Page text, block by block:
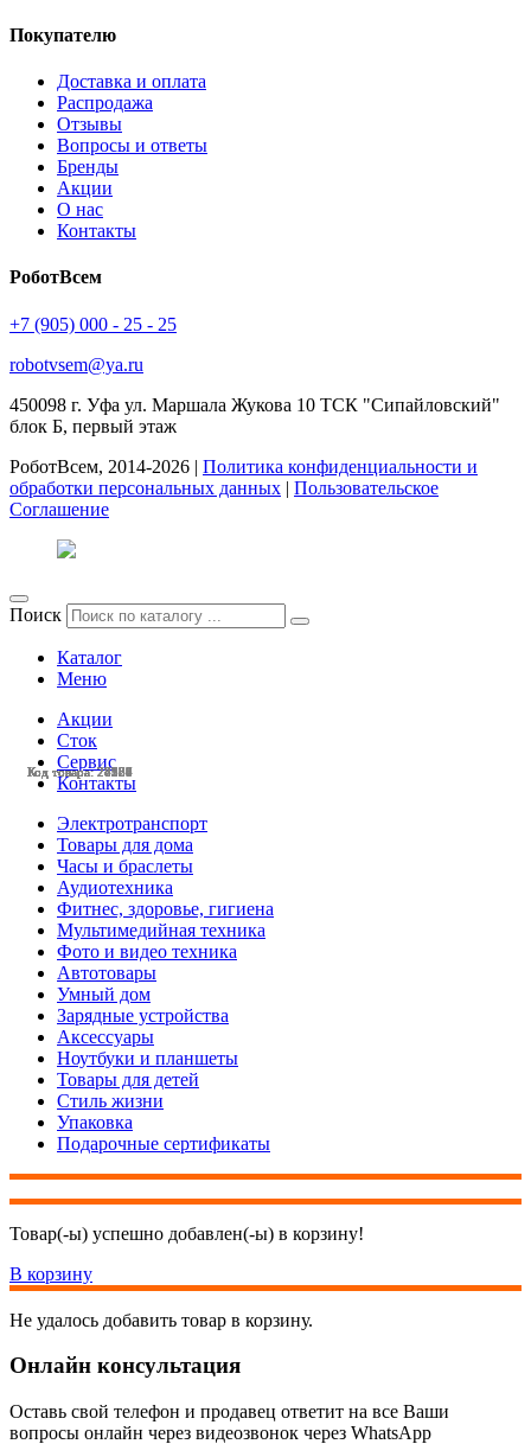
Код товара: 28584
Код товара: 28565
Код товара: 28331
Код товара: 28257
Код товара: 28236
Код товара: 28120
Код товара: 27984
Код товара: 27657
Код товара: 27165
Код товара: 24128
Код товара: 28579
Код товара: 28557
Покупателю
Доставка и оплата
Распродажа
Отзывы
Вопросы и ответы
Бренды
Акции
О нас
Контакты
РоботВсем
+7 (905) 000 - 25 - 25
robotvsem@ya.ru
450098 г. Уфа ул. Маршала Жукова 10 ТСК "Сипайловский"
блок Б, первый этаж
РоботВсем, 2014-2026 | Политика конфиденциальности и
обработки персональных данных | Пользовательское
Соглашение
Поиск
Каталог
Меню
Акции
Сток
Сервис
Контакты
Электротранспорт
Товары для дома
Часы и браслеты
Аудиотехника
Фитнес, здоровье, гигиена
Мультимедийная техника
Фото и видео техника
Автотовары
Умный дом
Зарядные устройства
Аксессуары
Ноутбуки и планшеты
Товары для детей
Стиль жизни
Упаковка
Подарочные сертификаты
Товар(-ы) успешно добавлен(-ы) в корзину!
В корзину
Не удалось добавить товар в корзину.
Онлайн консультация
Оставь свой телефон и продавец ответит на все Ваши
вопросы онлайн через видеозвонок через WhatsApp